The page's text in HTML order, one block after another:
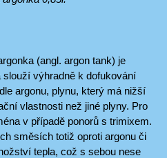
(angl. argon tank) je
výhradně k dofukování
argonu, plynu, který má nižší
vlastnosti než jiné plyny. Pro
v případě ponorů s trimixem.
směsích totiž oproti argonu či
tepla, což s sebou nese